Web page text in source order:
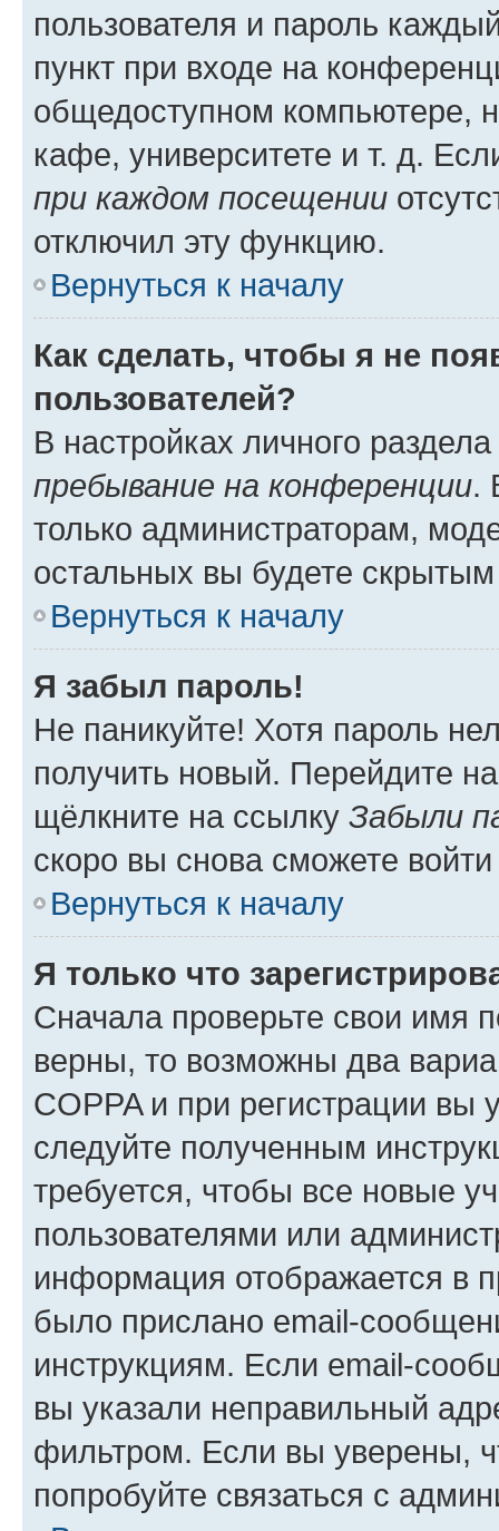
пользователя и пароль
пункт при входе на
общедоступном компьютере,
кафе, университете и т. д.
при каждом посещении
отключил эту функцию.
Вернуться к началу
Как сделать, чтобы я не
пользователей?
В настройках личного
пребывание на конференции.
только администраторам,
остальных вы будете
Вернуться к началу
Я забыл пароль!
Не паникуйте! Хотя пароль
получить новый. Перейдите
щёлкните на ссылку Забыли
скоро вы снова сможете
Вернуться к началу
Я только что
Сначала проверьте свои имя
верны, то возможны два
COPPA и при регистрации вы
следуйте полученным
требуется, чтобы все новые
пользователями или
информация отображается в
было прислано email-
инструкциям. Если email-
вы указали неправильный
фильтром. Если вы уверены,
попробуйте связаться с